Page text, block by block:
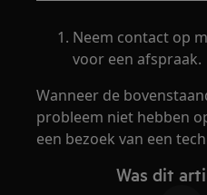
Neem contact op
voor een afspraak.
Wanneer de
probleem niet hebben
een bezoek van een
Was dit